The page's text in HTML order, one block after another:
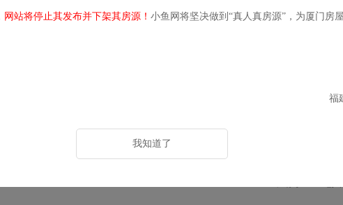
搜索 热门标签：
网站将停止其发布并下架其房源！ 小鱼网将坚决做到“真人真房源”，为厦门房
福
我知道了